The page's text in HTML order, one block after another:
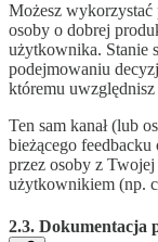
Możesz wykorzystać
osoby o dobrej
użytkownika. Stanie
podejmowaniu
któremu
Ten sam kanał (lub
bieżącego
przez osoby z
użytkownikiem (np.
2.3. Dokumentacja